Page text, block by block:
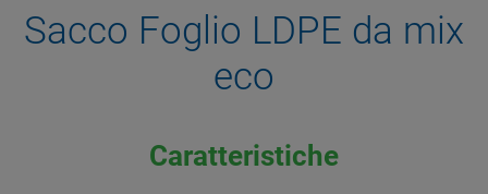
Sacco Foglio LDPE da mix
eco
Caratteristiche